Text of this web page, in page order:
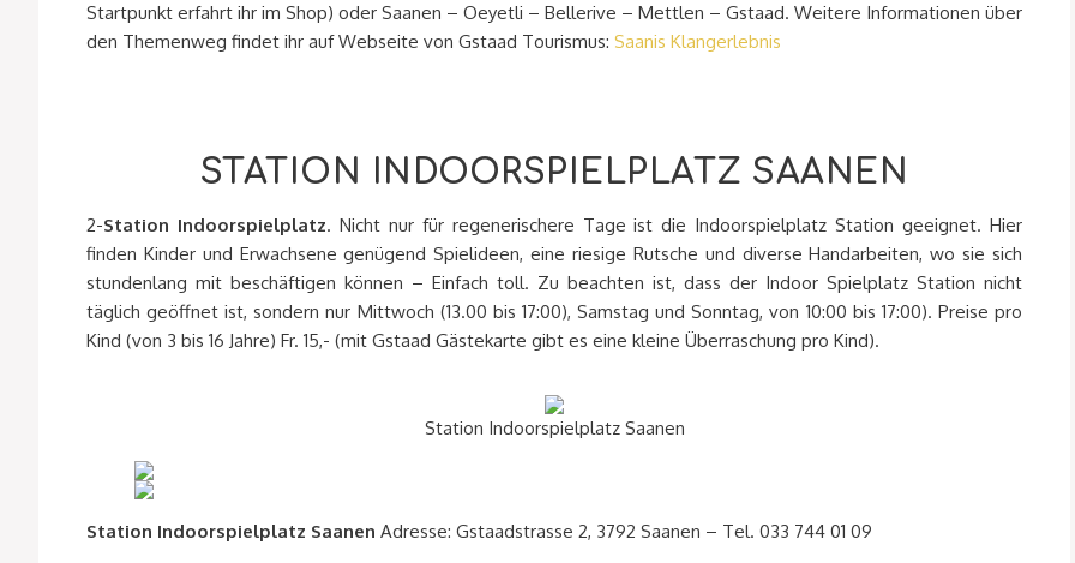
Startpunkt erfahrt ihr im Shop) oder Saanen – Oeyetli – Bellerive – Mettlen – Gstaad. Weitere Informationen über
den Themenweg findet ihr auf Webseite von Gstaad Tourismus: Saanis Klangerlebnis
STATION INDOORSPIELPLATZ SAANEN
2-Station Indoorspielplatz. Nicht nur für regenerischere Tage ist die Indoorspielplatz Station geeignet. Hier
finden Kinder und Erwachsene genügend Spielideen, eine riesige Rutsche und diverse Handarbeiten, wo sie sich
stundenlang mit beschäftigen können – Einfach toll. Zu beachten ist, dass der Indoor Spielplatz Station nicht
täglich geöffnet ist, sondern nur Mittwoch (13.00 bis 17:00), Samstag und Sonntag, von 10:00 bis 17:00). Preise pro
Kind (von 3 bis 16 Jahre) Fr. 15,- (mit Gstaad Gästekarte gibt es eine kleine Überraschung pro Kind).
Station Indoorspielplatz Saanen
Station Indoorspielplatz Saanen Adresse: Gstaadstrasse 2, 3792 Saanen – Tel. 033 744 01 09